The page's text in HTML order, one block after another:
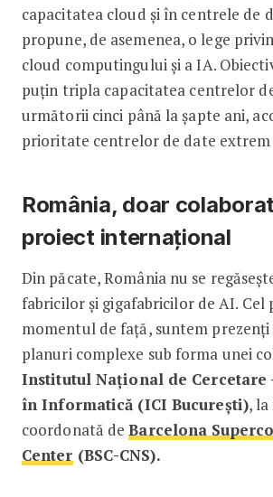
capacitatea cloud și în centrele de
propune, de asemenea, o lege
cloud computingului și a IA.
puțin tripla capacitatea centrelor
următorii cinci până la șapte ani,
prioritate centrelor de date extrem
România, doar
proiect internațional
Din păcate, România nu se
fabricilor și gigafabricilor de AI. Cel
momentul de față, suntem prezenți
planuri complexe sub forma unei
Institutul Național de Cercetare
în Informatică (ICI București), la
coordonată deBarcelona
Center (BSC-CNS).